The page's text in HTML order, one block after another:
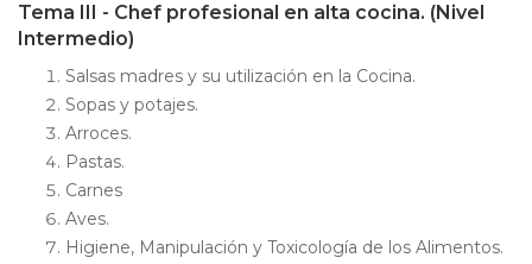
Tema III - Chef profesional en alta cocina. (Nivel
Intermedio)
Salsas madres y su utilización en la Cocina.
Sopas y potajes.
Arroces.
Pastas.
Carnes
Aves.
Higiene, Manipulación y Toxicología de los Alimentos.